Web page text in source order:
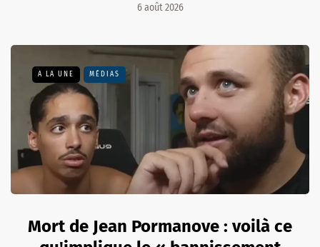
6 août 2026
A LA UNE MÉDIAS
Mort de Jean Pormanove : voilà ce